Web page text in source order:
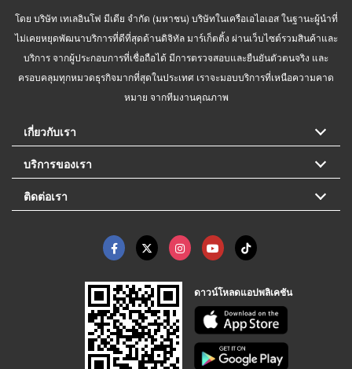
โดย บริษัท เทเลอินโฟ มีเดีย จำกัด (มหาชน) บริษัทในเครือเอไอเอส ในฐานะผู้นำที่
ไม่เคยหยุดพัฒนาบริการที่ดีที่สุดด้านดิจิทัล มาร์เก็ตติ้ง ผ่านเว็บไซต์รวมสินค้าและ
บริการ จากผู้ประกอบการที่เชื่อถือได้ มีการตรวจสอบและยืนยันตัวตนจริง และ
ครอบคลุมทุกหมวดธุรกิจมากที่สุดในประเทศ เราจะมอบบริการที่เหนือความคาด
หมาย จากทีมงานคุณภาพ
เกี่ยวกับเรา
บริการของเรา
ติดต่อเรา
ดาวน์โหลดแอปพลิเคชัน